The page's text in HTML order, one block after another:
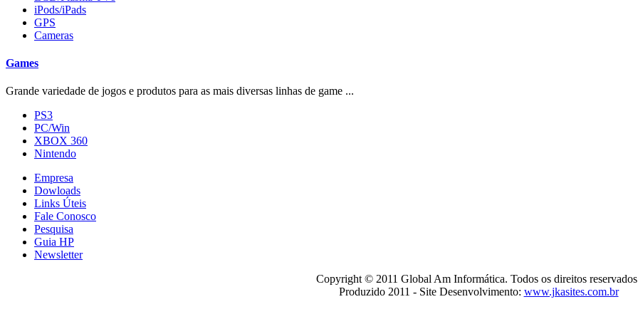
iPods/iPads
GPS
Cameras
Games
Grande variedade de jogos e produtos para as mais diversas linhas de game ...
PS3
PC/Win
XBOX 360
Nintendo
Empresa
Dowloads
Links Úteis
Fale Conosco
Pesquisa
Guia HP
Newsletter
Copyright © 2011 Global Am Informática. Todos os direitos
Produzido 2011 - Site Desenvolvimento: www.jkasites.com.br